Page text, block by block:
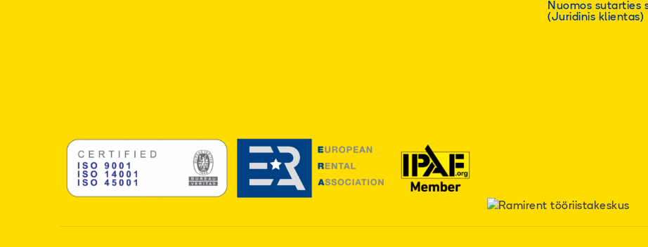
Nuomos sutarties
(Juridinis klientas)